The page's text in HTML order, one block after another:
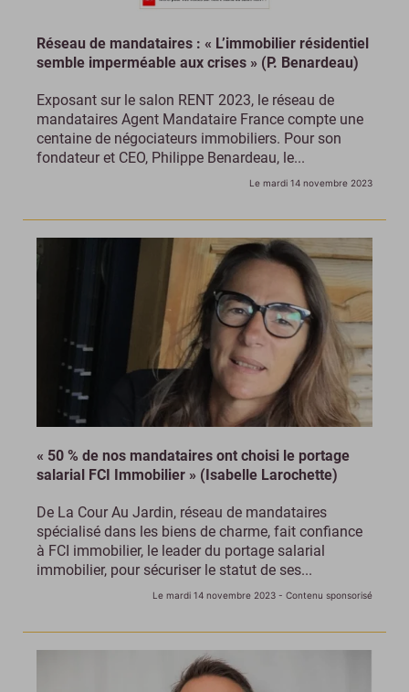
Réseau de mandataires : « L’immobilier résidentiel
semble imperméable aux crises » (P. Benardeau)
Exposant sur le salon RENT 2023, le réseau de
mandataires Agent Mandataire France compte une
centaine de négociateurs immobiliers. Pour son
fondateur et CEO, Philippe Benardeau, le...
Le mardi 14 novembre 2023
« 50 % de nos mandataires ont choisi le portage
salarial FCI Immobilier » (Isabelle Larochette)
De La Cour Au Jardin, réseau de mandataires
spécialisé dans les biens de charme, fait confiance
à FCI immobilier, le leader du portage salarial
immobilier, pour sécuriser le statut de ses...
Le mardi 14 novembre 2023 - Contenu sponsorisé